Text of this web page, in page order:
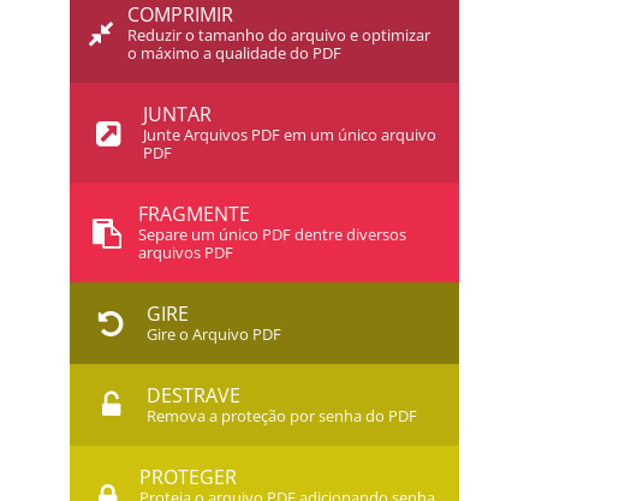
COMPRIMIR
Reduzir o tamanho do arquivo e optimizar
o máximo a qualidade do PDF
JUNTAR
Junte Arquivos PDF em um único arquivo
PDF
FRAGMENTE
Separe um único PDF dentre diversos
arquivos PDF
GIRE
Gire o Arquivo PDF
DESTRAVE
Remova a proteção por senha do PDF
PROTEGER